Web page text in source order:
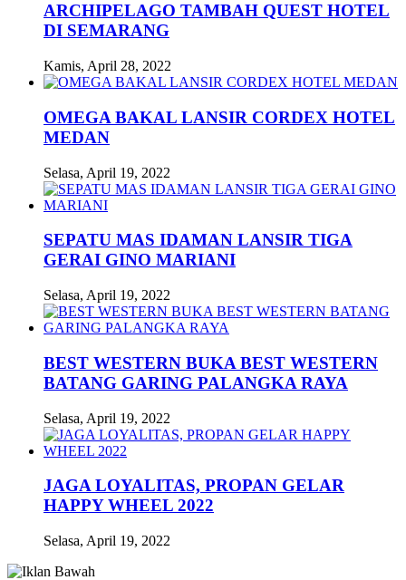
ARCHIPELAGO TAMBAH QUEST HOTEL
DI SEMARANG
Kamis, April 28, 2022
OMEGA BAKAL LANSIR CORDEX HOTEL
MEDAN
Selasa, April 19, 2022
SEPATU MAS IDAMAN LANSIR TIGA
GERAI GINO MARIANI
Selasa, April 19, 2022
BEST WESTERN BUKA BEST WESTERN
BATANG GARING PALANGKA RAYA
Selasa, April 19, 2022
JAGA LOYALITAS, PROPAN GELAR
HAPPY WHEEL 2022
Selasa, April 19, 2022